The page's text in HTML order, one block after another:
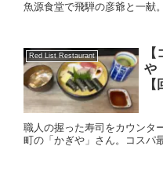
魚源食堂で飛騨の彦爺と一献
Red List Restaurant
や
職人の握った寿司をカウンタ
町の「かぎや」さん。コスパ